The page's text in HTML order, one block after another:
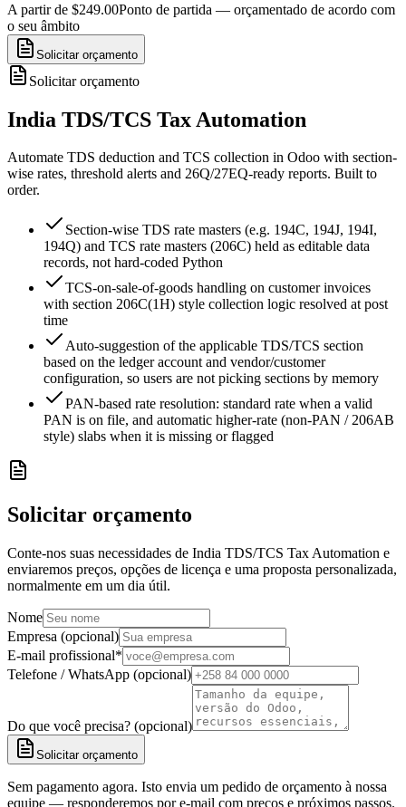
A partir de $249.00Ponto de partida — orçamentado de acordo com
o seu âmbito
Solicitar orçamento
Solicitar orçamento
India TDS/TCS Tax Automation
Automate TDS deduction and TCS collection in Odoo with section-
wise rates, threshold alerts and 26Q/27EQ-ready reports. Built to
order.
Section-wise TDS rate masters (e.g. 194C, 194J, 194I,
194Q) and TCS rate masters (206C) held as editable data
records, not hard-coded Python
TCS-on-sale-of-goods handling on customer invoices
with section 206C(1H) style collection logic resolved at post
time
Auto-suggestion of the applicable TDS/TCS section
based on the ledger account and vendor/customer
configuration, so users are not picking sections by memory
PAN-based rate resolution: standard rate when a valid
PAN is on file, and automatic higher-rate (non-PAN / 206AB
style) slabs when it is missing or flagged
Solicitar orçamento
Conte-nos suas necessidades de India TDS/TCS Tax Automation e
enviaremos preços, opções de licença e uma proposta personalizada,
normalmente em um dia útil.
Nome
Empresa (opcional)
E-mail profissional*
Telefone / WhatsApp (opcional)
Do que você precisa? (opcional)
Solicitar orçamento
Sem pagamento agora. Isto envia um pedido de orçamento à nossa
equipe — responderemos por e-mail com preços e próximos passos.